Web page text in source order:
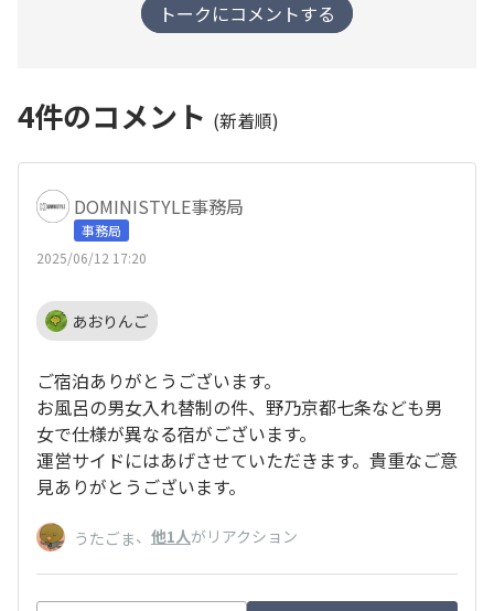
トークにコメントする
4件のコメント (新着順)
DOMINISTYLE事務局
事務局
2025/06/12 17:20
あおりんご
ご宿泊ありがとうございます。
お風呂の男女入れ替制の件、野乃京都七条なども男
女で仕様が異なる宿がございます。
運営サイドにはあげさせていただきます。貴重なご意
見ありがとうございます。
うたごま、 他1人がリアクション